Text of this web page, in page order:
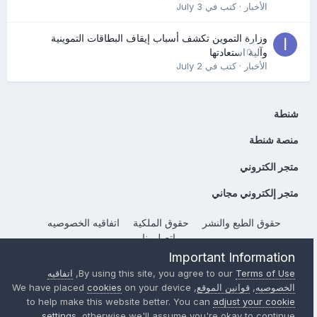
الأخبار· كتب في July 3
0
وزارة التموين تكشف أسباب إيقاف البطاقات التموينية
وآلية استعادتها
الأخبار· كتب في July 2
شنطة
منصة شنطة
متجر الكتروني
متجر إلكتروني مجاني
حقوق الطبع والنشر حقوق الملكية
اتفاقيه الخصوصيه
إتصل بنا
Powered by Invision CommunityImportant Information
By using this site, you agree to ourTerms of Use
, اتفاقيه
الخصوصيه, قوانين الموقع, We have placed
cookies on your device
to help make this website better. You canadjust your cookie